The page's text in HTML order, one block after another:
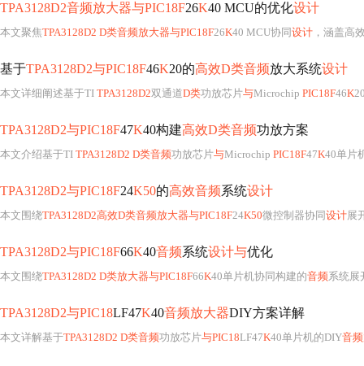
TPA3128D2音频放大器与PIC18F26K40 MCU的优化设计
本文聚焦TPA3128D2 D类音频放大器与PIC18F26K40 MCU协同设计 ，涵盖高效
基于TPA3128D2与PIC18F46K20的高效D类音频放大系统设计
本文详细阐述基于TI TPA3128D2双通道D类功放芯片与Microchip PIC18F46K
TPA3128D2与PIC18F47K40构建高效D类音频功放方案
本文介绍基于TI TPA3128D2 D类音频功放芯片与Microchip PIC18F47K40单片
TPA3128D2与PIC18F24K50的高效音频系统设计
本文围绕TPA3128D2高效D类音频放大器与PIC18F24K50微控制器协同设计展开，涵盖硬件（电
TPA3128D2与PIC18F66K40音频系统设计与优化
本文围绕TPA3128D2 D类放大器与PIC18F66K40单片机协同构建的音频系统展
TPA3128D2与PIC18LF47K40音频放大器DIY方案详解
本文详解基于TPA3128D2 D类音频功放芯片与PIC18LF47K40单片机的DIY音